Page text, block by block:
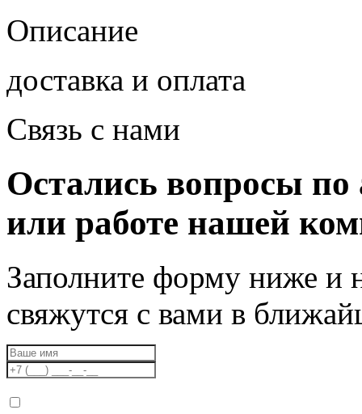
Описание
доставка и оплата
Связь с нами
Остались вопросы по
или работе нашей
Заполните форму ниже и
свяжутся с вами в